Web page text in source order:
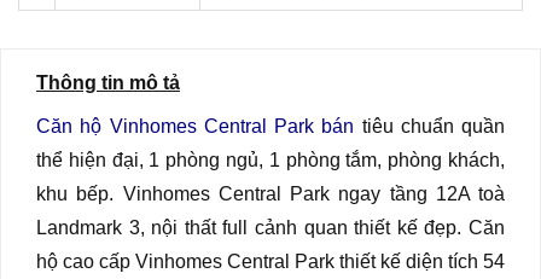
Thông tin mô tả
Căn hộ Vinhomes Central Park bán tiêu chuẩn quần
thể hiện đại, 1 phòng ngủ, 1 phòng tắm, phòng khách,
khu bếp. Vinhomes Central Park ngay tầng 12A toà
Landmark 3, nội thất full cảnh quan thiết kế đẹp. Căn
hộ cao cấp Vinhomes Central Park thiết kế diện tích 54